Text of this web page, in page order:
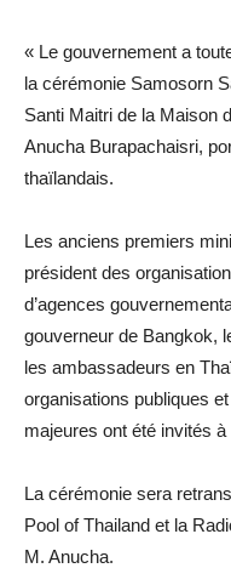
« Le gouvernement a
la cérémonie Samosorn
Santi Maitri de la Maison
Anucha Burapachaisri,
thaïlandais.
Les anciens premiers
président des
d’agences
gouverneur de Bangkok,
les ambassadeurs en
organisations publiques
majeures ont été invités à
La cérémonie sera
Pool of Thailand et la
M. Anucha.